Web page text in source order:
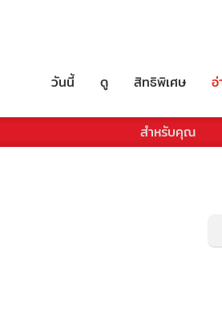
วันนี้ ดู สิทธิพิเศษ อ่
สำหรับคุณ